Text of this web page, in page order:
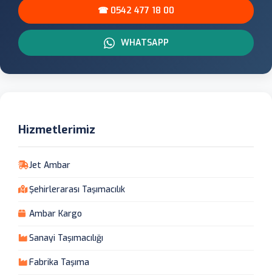
☎ 0542 477 18 00
WHATSAPP
Hizmetlerimiz
Jet Ambar
Şehirlerarası Taşımacılık
Ambar Kargo
Sanayi Taşımacılığı
Fabrika Taşıma